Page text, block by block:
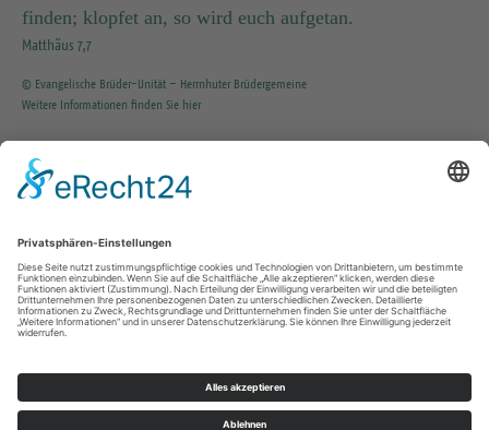
finden; klopfet an, so wird euch aufgetan.
Matthäus 7,7
© Evangelische Brüder-Unität – Herrnhuter Brüdergemeine
Weitere Informationen finden Sie hier
INFO SERVICE
035203 / 37351 KG.Tharandt@evlks.de